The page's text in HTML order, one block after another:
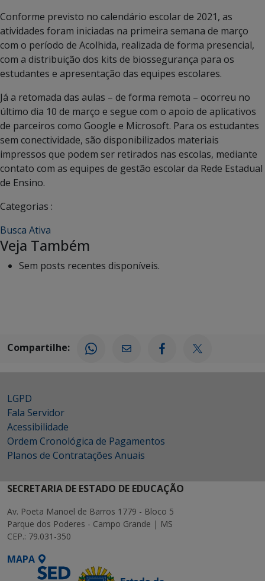
Conforme previsto no calendário escolar de 2021, as
atividades foram iniciadas na primeira semana de março
com o período de Acolhida, realizada de forma presencial,
com a distribuição dos kits de biossegurança para os
estudantes e apresentação das equipes escolares.
Já a retomada das aulas – de forma remota – ocorreu no
último dia 10 de março e segue com o apoio de aplicativos
de parceiros como Google e Microsoft. Para os estudantes
sem conectividade, são disponibilizados materiais
impressos que podem ser retirados nas escolas, mediante
contato com as equipes de gestão escolar da Rede Estadual
de Ensino.
Categorias :
Busca Ativa
Veja Também
Sem posts recentes disponíveis.
Compartilhe:
LGPD
Fala Servidor
Acessibilidade
Ordem Cronológica de Pagamentos
Planos de Contratações Anuais
SECRETARIA DE ESTADO DE EDUCAÇÃO
Av. Poeta Manoel de Barros 1779 - Bloco 5
Parque dos Poderes - Campo Grande | MS
CEP.: 79.031-350
MAPA